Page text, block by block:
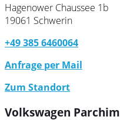
Hagenower Chaussee 1b
19061 Schwerin
+49 385 6460064
Anfrage per Mail
Zum Standort
Volkswagen Parchim